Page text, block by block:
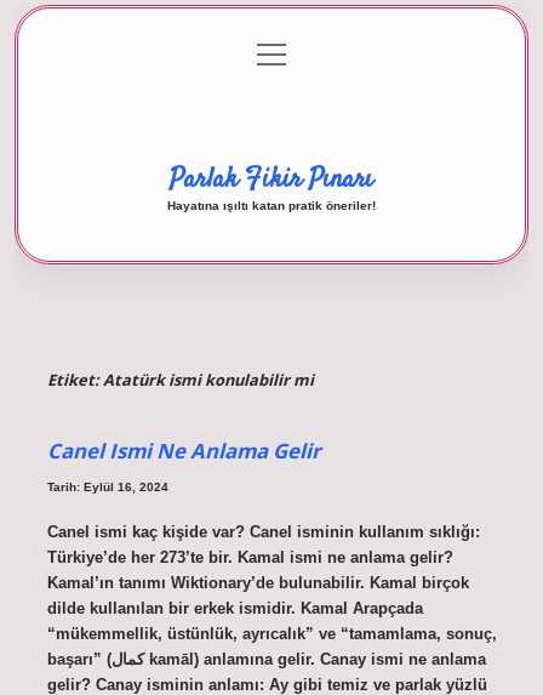
Gizlilik Politikası
menüyü
aç
Parlak Fikir Pınarı
Hayatına ışıltı katan pratik öneriler!
Etiket:Atatürk ismi konulabilir mi
Canel Ismi Ne Anlama Gelir
Tarih: Eylül 16, 2024
Canel ismi kaç kişide var? Canel isminin kullanım sıklığı:
Türkiye’de her 273’te bir. Kamal ismi ne anlama gelir?
Kamal’ın tanımı Wiktionary’de bulunabilir. Kamal birçok
dilde kullanılan bir erkek ismidir. Kamal Arapçada
“mükemmellik, üstünlük, ayrıcalık” ve “tamamlama, sonuç,
başarı” (كمال‌ kamāl) anlamına gelir. Canay ismi ne anlama
gelir? Canay isminin anlamı: Ay gibi temiz ve parlak yüzlü